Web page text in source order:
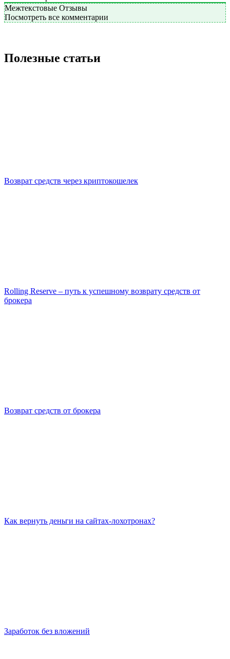
Межтекстовые Отзывы
Посмотреть все комментарии
Полезные статьи
Возврат средств через криптокошелек
Rolling Reserve – путь к успешному возврату средств от
брокера
Возврат средств от брокера
Как вернуть деньги на сайтах-лохотронах?
Заработок без вложений